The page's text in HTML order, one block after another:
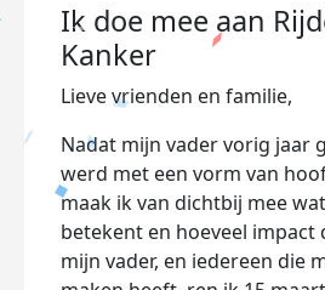
Ik doe mee aan
Kanker
Lieve vrienden en familie,
Nadat mijn vader vorig jaar
werd met een vorm van
maak ik van dichtbij mee
betekent en hoeveel impact
mijn vader, en iedereen die